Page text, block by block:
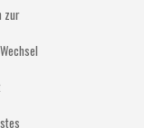
zur